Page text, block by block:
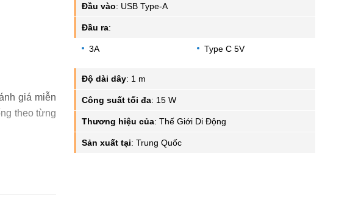
giá miễn
theo từng
Đầu vào: USB Type-A
Đầu ra:
3A Type C 5V
Độ dài dây: 1 m
Công suất tối đa: 15 W
Thương hiệu của: Thế Giới Di Động
Sản xuất tại: Trung Quốc